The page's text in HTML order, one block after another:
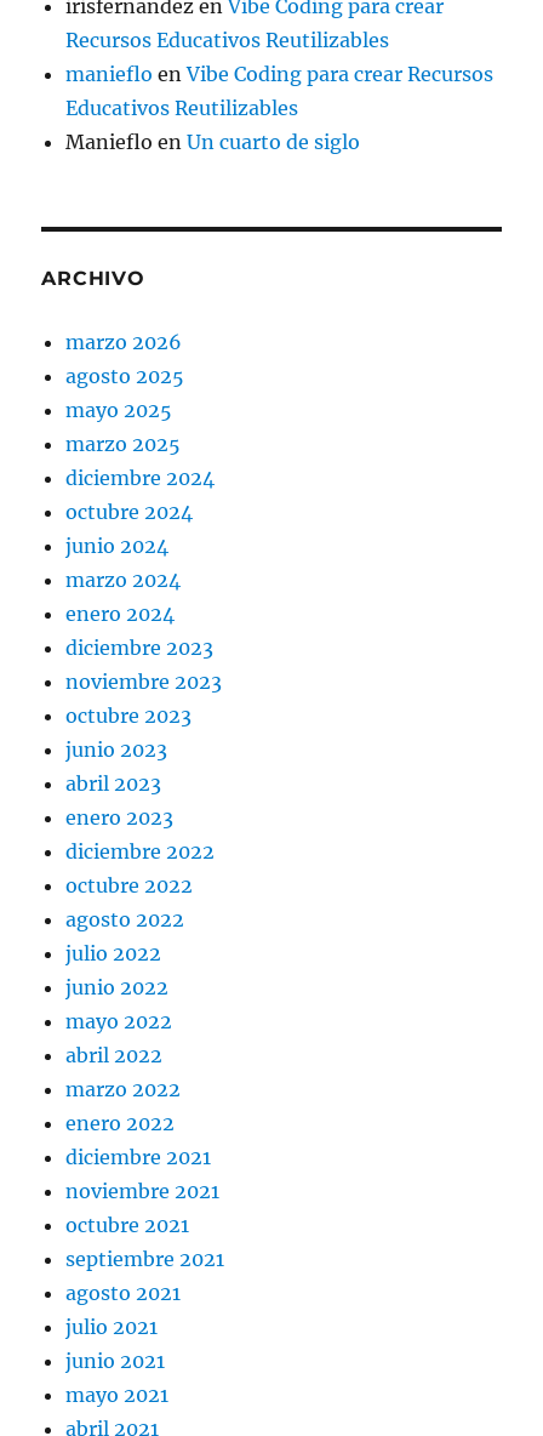
irisfernandez enVibe Coding para crear
Recursos Educativos Reutilizables
manieflo enVibe Coding para crear Recursos
Educativos Reutilizables
Manieflo enUn cuarto de siglo
ARCHIVO
marzo 2026
agosto 2025
mayo 2025
marzo 2025
diciembre 2024
octubre 2024
junio 2024
marzo 2024
enero 2024
diciembre 2023
noviembre 2023
octubre 2023
junio 2023
abril 2023
enero 2023
diciembre 2022
octubre 2022
agosto 2022
julio 2022
junio 2022
mayo 2022
abril 2022
marzo 2022
enero 2022
diciembre 2021
noviembre 2021
octubre 2021
septiembre 2021
agosto 2021
julio 2021
junio 2021
mayo 2021
abril 2021